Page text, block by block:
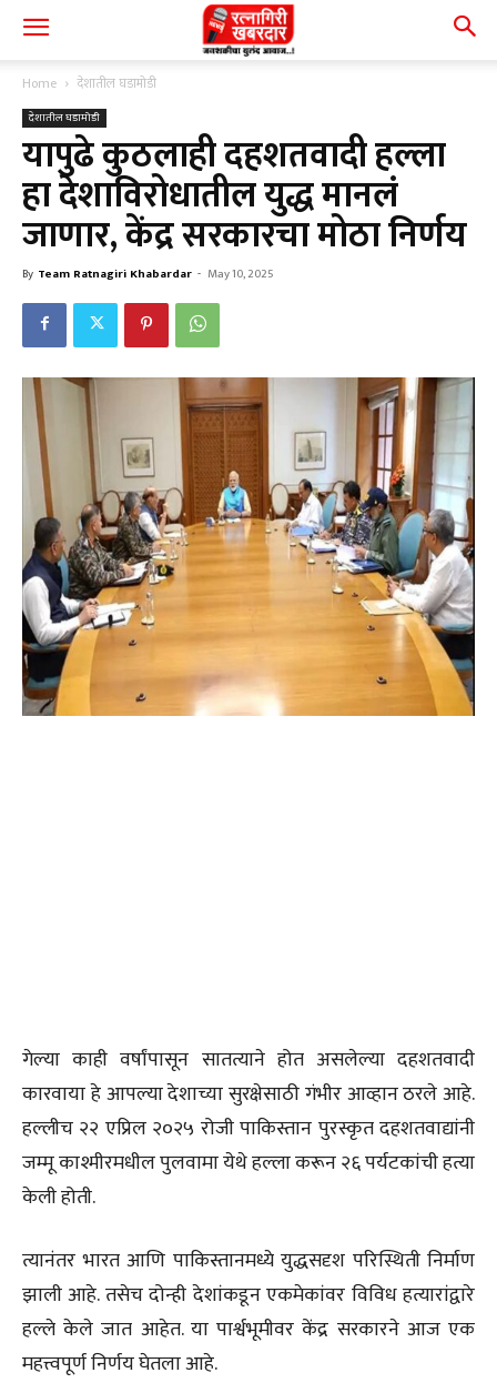
Home देशातील घडामोडी
देशातील घडामोडी
यापुढे कुठलाही दहशतवादी हल्ला
हा देशाविरोधातील युद्ध मानलं
जाणार, केंद्र सरकारचा मोठा निर्णय
By Team Ratnagiri Khabardar - May 10, 2025
गेल्या काही वर्षांपासून सातत्याने होत असलेल्या दहशतवादी
कारवाया हे आपल्या देशाच्या सुरक्षेसाठी गंभीर आव्हान ठरले आहे.
हल्लीच २२ एप्रिल २०२५ रोजी पाकिस्तान पुरस्कृत दहशतवाद्यांनी
जम्मू काश्मीरमधील पुलवामा येथे हल्ला करून २६ पर्यटकांची हत्या
केली होती.
त्यानंतर भारत आणि पाकिस्तानमध्ये युद्धसदृश परिस्थिती निर्माण
झाली आहे. तसेच दोन्ही देशांकडून एकमेकांवर विविध हत्यारांद्वारे
हल्ले केले जात आहेत. या पार्श्वभूमीवर केंद्र सरकारने आज एक
महत्त्वपूर्ण निर्णय घेतला आहे.